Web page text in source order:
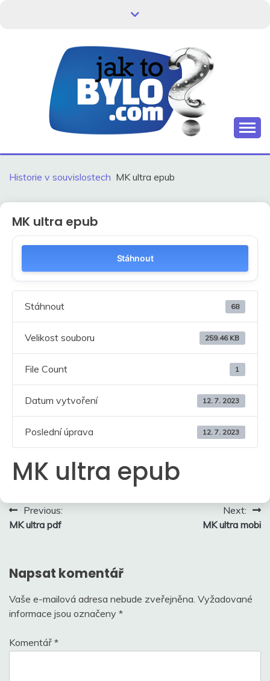
HISTORIE V
SOUVISLOSTECH
Historie v souvislostech MK ultra epub
MK ultra epub
Stáhnout
Stáhnout 68
Velikost souboru 259.46 KB
File Count 1
Datum vytvoření 12. 7. 2023
Poslední úprava 12. 7. 2023
MK ultra epub
Navigace
pro
Previous:
MK ultra pdf
Next:
MK ultra mobi
Napsat komentář
Vaše e-mailová adresa nebude zveřejněna. Vyžadované
informace jsou označeny *
Komentář *